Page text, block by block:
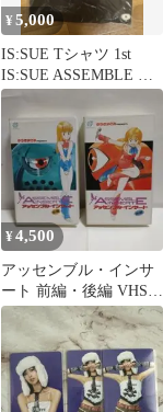
¥5,000
IS:SUE Tシャツ 1st
IS:SUE ASSEMBLE M
新品未開封品
¥4,500
アッセンブル・インサ
ート 前編・後編 VHSセ
ット